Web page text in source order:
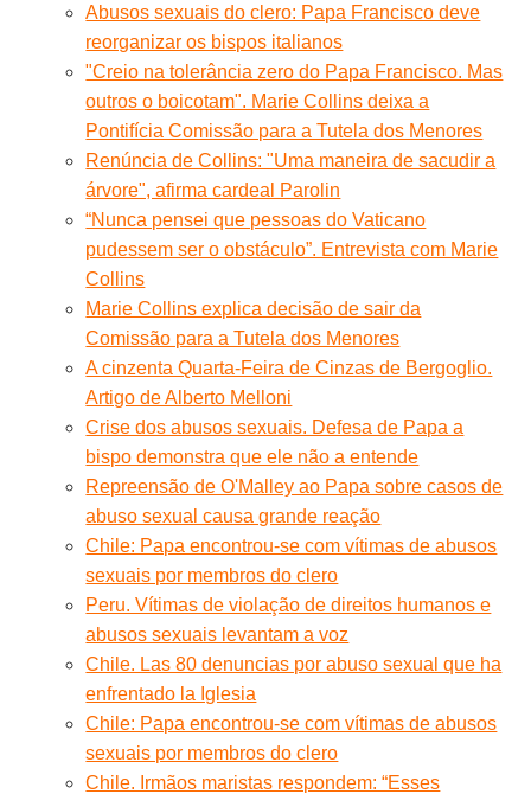
Abusos sexuais do clero: Papa Francisco deve
reorganizar os bispos italianos
"Creio na tolerância zero do Papa Francisco. Mas
outros o boicotam". Marie Collins deixa a
Pontifícia Comissão para a Tutela dos Menores
Renúncia de Collins: "Uma maneira de sacudir a
árvore", afirma cardeal Parolin
“Nunca pensei que pessoas do Vaticano
pudessem ser o obstáculo”. Entrevista com Marie
Collins
Marie Collins explica decisão de sair da
Comissão para a Tutela dos Menores
A cinzenta Quarta-Feira de Cinzas de Bergoglio.
Artigo de Alberto Melloni
Crise dos abusos sexuais. Defesa de Papa a
bispo demonstra que ele não a entende
Repreensão de O'Malley ao Papa sobre casos de
abuso sexual causa grande reação
Chile: Papa encontrou-se com vítimas de abusos
sexuais por membros do clero
Peru. Vítimas de violação de direitos humanos e
abusos sexuais levantam a voz
Chile. Las 80 denuncias por abuso sexual que ha
enfrentado la Iglesia
Chile: Papa encontrou-se com vítimas de abusos
sexuais por membros do clero
Chile. Irmãos maristas respondem: “Esses